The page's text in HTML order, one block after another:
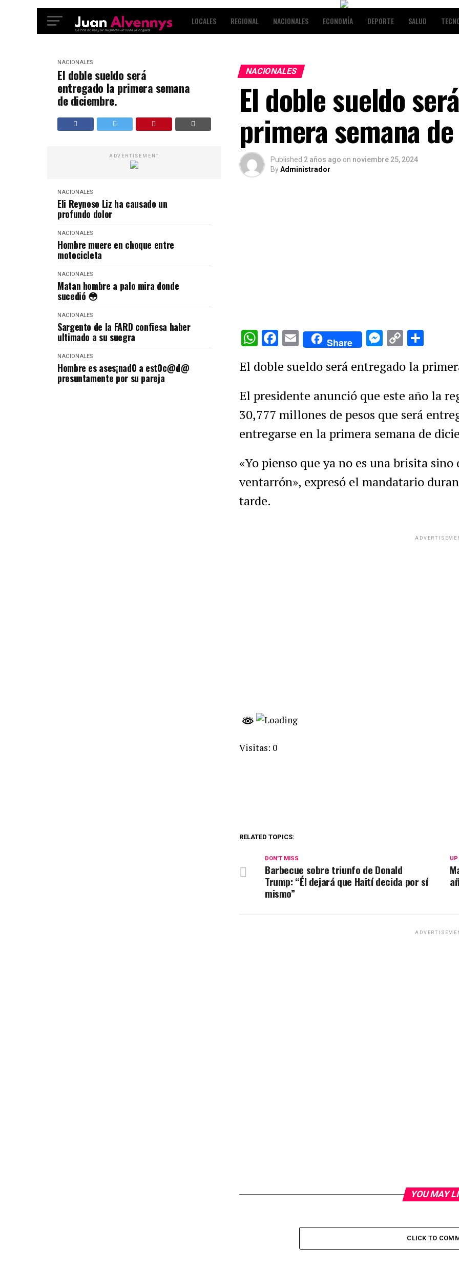
LOCALES REGIONAL NACIONALES ECONOMÍA DEPORTE SALUD
NACIONALES
El doble sueldo será
entregado la primera semana
de diciembre.
ADVERTISEMENT
NACIONALES
Eli Reynoso Liz ha causado un
profundo dolor
NACIONALES
Hombre muere en choque entre
motocicleta
NACIONALES
Matan hombre a palo mira donde
sucedió 😳
NACIONALES
Sargento de la FARD confiesa haber
ultimado a su suegra
NACIONALES
Hombre es ases¡nad0 a est0c@d@
presuntamente por su pareja
NACIONALES
El doble sueldo
primera semana
Published 2 años ago on noviembre 25, 2024
ByAdministrador
WhatsApp
Facebook
EmailShare Messenger
Copy
El doble sueldo será entregado la
El presidente anunció que este año la
30,777 millones de pesos que será
entregarse en la primera semana de
«Yo pienso que ya no es una brisita
ventarrón», expresó el mandatario
tarde.
Visitas: 0
RELATED TOPICS:
DON'T MISS
Barbecue sobre triunfo de Donald
Trump: “Él dejará que Haití decida por sí
mismo”
YOU MAY
CLICK TO